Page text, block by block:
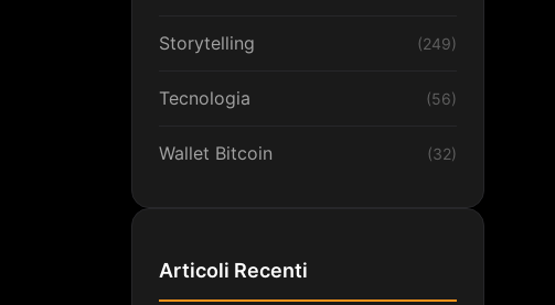
Storytelling (249)
Tecnologia (56)
Wallet Bitcoin (32)
Articoli Recenti